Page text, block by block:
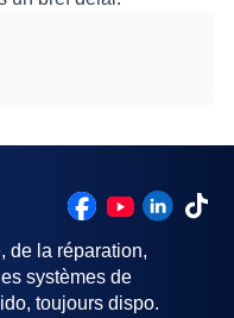
de la réparation,
systèmes de
toujours dispo.